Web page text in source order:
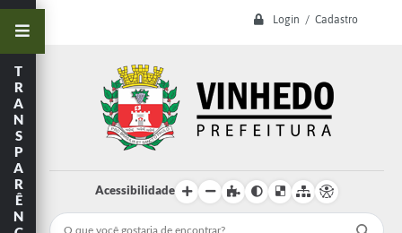
Login / Cadastro
Acessibilidade
T
R
A
N
S
P
A
R
Ê
N